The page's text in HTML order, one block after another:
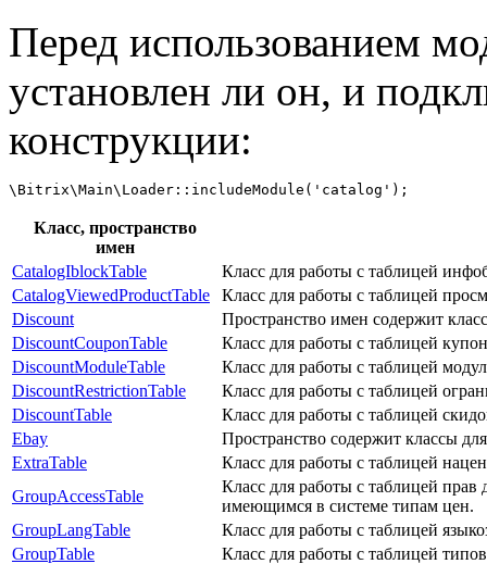
Перед использованием
установлен ли он, и
конструкции:
Класс, пространство
имен
CatalogIblockTable
Класс для работы с таблицей
CatalogViewedProductTable
Класс для работы с таблицей
Discount
Пространство имен содержит
DiscountCouponTable
Класс для работы с таблицей
DiscountModuleTable
Класс для работы с таблицей
DiscountRestrictionTable
Класс для работы с таблицей
DiscountTable
Класс для работы с таблицей
Ebay
Пространство содержит классы
ExtraTable
Класс для работы с таблицей
GroupAccessTable
Класс для работы с таблицей прав
имеющимся в системе типам цен.
GroupLangTable
Класс для работы с таблицей
GroupTable
Класс для работы с таблицей